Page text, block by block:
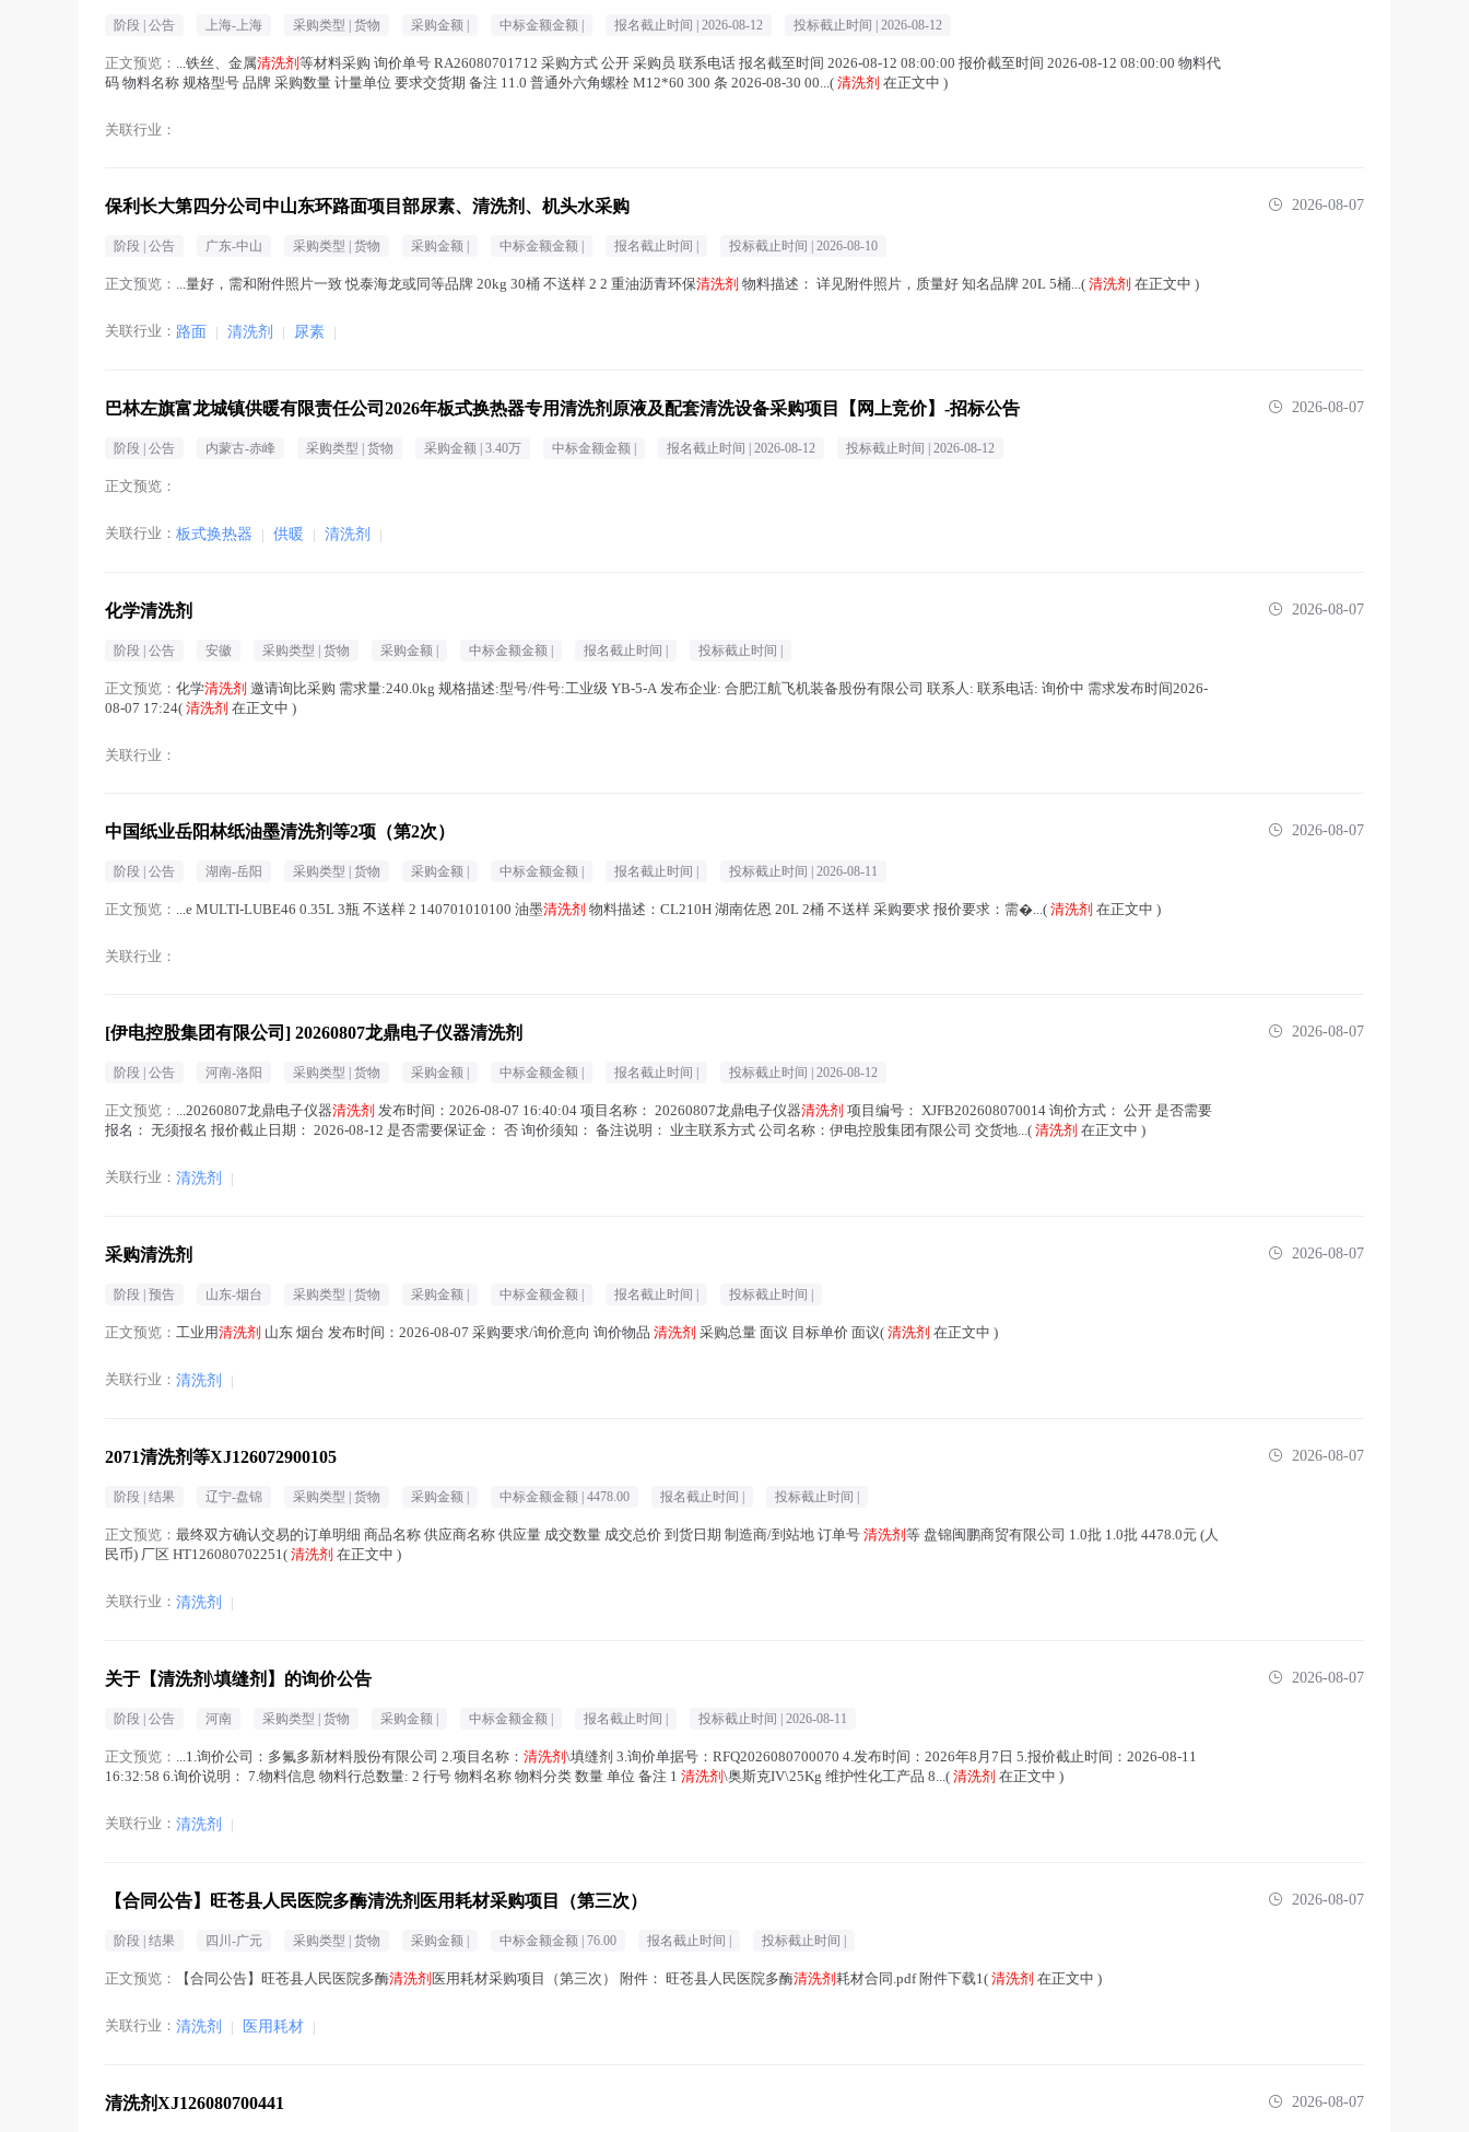
阶段 | 公告 上海-上海 采购类型 | 货物 采购金额 | 中标金额金额 | 报名截止时间 | 2026-08-12 投标截止时间 | 2026-08-12
正文预览： ...铁丝、金属清洗剂 等材料采购 询价单号 RA26080701712 采购方式 公开 采购员 联系电话 报名截至时间 2026-08-12 08:00:00 报价截至时间 2026-08-12 08:00:00 物料代
码 物料名称 规格型号 品牌 采购数量 计量单位 要求交货期 备注 11.0 普通外六角螺栓 M12*60 300 条 2026-08-30 00...( 清洗剂 在正文中 )
关联行业：
保利长大第四分公司中山东环路面项目部尿素、清洗剂、机头水采购
阶段 | 公告 广东-中山 采购类型 | 货物 采购金额 | 中标金额金额 | 报名截止时间 | 投标截止时间 | 2026-08-10
正文预览： ...量好，需和附件照片一致 悦泰海龙或同等品牌 20kg 30桶 不送样 2 2 重油沥青环保清洗剂 物料描述： 详见附件照片，质量好 知名品牌 20L 5桶...( 清洗剂 在正文中 )
关联行业： 路面 | 清洗剂 | 尿素 |
2026-08-07
巴林左旗富龙城镇供暖有限责任公司2026年板式换热器专用清洗剂原液及配套清洗设备采购项目【网上竞价】-招标公告
阶段 | 公告 内蒙古-赤峰 采购类型 | 货物 采购金额 | 3.40万 中标金额金额 | 报名截止时间 | 2026-08-12 投标截止时间 | 2026-08-12
正文预览：
关联行业： 板式换热器 | 供暖 | 清洗剂 |
2026-08-07
化学清洗剂
阶段 | 公告 安徽 采购类型 | 货物 采购金额 | 中标金额金额 | 报名截止时间 | 投标截止时间 |
正文预览： 化学清洗剂 邀请询比采购 需求量:240.0kg 规格描述:型号/件号:工业级 YB-5-A 发布企业: 合肥江航飞机装备股份有限公司 联系人: 联系电话: 询价中 需求发布时间2026-
08-07 17:24( 清洗剂 在正文中 )
关联行业：
2026-08-07
中国纸业岳阳林纸油墨清洗剂等2项（第2次）
阶段 | 公告 湖南-岳阳 采购类型 | 货物 采购金额 | 中标金额金额 | 报名截止时间 | 投标截止时间 | 2026-08-11
正文预览： ...e MULTI-LUBE46 0.35L 3瓶 不送样 2 140701010100 油墨清洗剂 物料描述：CL210H 湖南佐恩 20L 2桶 不送样 采购要求 报价要求：需�...( 清洗剂 在正文中 )
关联行业：
2026-08-07
[伊电控股集团有限公司] 20260807龙鼎电子仪器清洗剂
阶段 | 公告 河南-洛阳 采购类型 | 货物 采购金额 | 中标金额金额 | 报名截止时间 | 投标截止时间 | 2026-08-12
正文预览： ...20260807龙鼎电子仪器清洗剂 发布时间：2026-08-07 16:40:04 项目名称： 20260807龙鼎电子仪器清洗剂 项目编号： XJFB202608070014 询价方式： 公开 是否需要
报名： 无须报名 报价截止日期： 2026-08-12 是否需要保证金： 否 询价须知： 备注说明： 业主联系方式 公司名称：伊电控股集团有限公司 交货地...( 清洗剂 在正文中 )
关联行业： 清洗剂 |
2026-08-07
采购清洗剂
阶段 | 预告 山东-烟台 采购类型 | 货物 采购金额 | 中标金额金额 | 报名截止时间 | 投标截止时间 |
正文预览： 工业用清洗剂 山东 烟台 发布时间：2026-08-07 采购要求/询价意向 询价物品 清洗剂 采购总量 面议 目标单价 面议( 清洗剂 在正文中 )
关联行业： 清洗剂 |
2026-08-07
2071清洗剂等XJ126072900105
阶段 | 结果 辽宁-盘锦 采购类型 | 货物 采购金额 | 中标金额金额 | 4478.00 报名截止时间 | 投标截止时间 |
正文预览： 最终双方确认交易的订单明细 商品名称 供应商名称 供应量 成交数量 成交总价 到货日期 制造商/到站地 订单号 清洗剂 等 盘锦闽鹏商贸有限公司 1.0批 1.0批 4478.0元 (人
民币) 厂区 HT126080702251( 清洗剂 在正文中 )
关联行业： 清洗剂 |
2026-08-07
关于【清洗剂\填缝剂】的询价公告
阶段 | 公告 河南 采购类型 | 货物 采购金额 | 中标金额金额 | 报名截止时间 | 投标截止时间 | 2026-08-11
正文预览： ...1.询价公司：多氟多新材料股份有限公司 2.项目名称： 清洗剂 \填缝剂 3.询价单据号：RFQ2026080700070 4.发布时间：2026年8月7日 5.报价截止时间：2026-08-11
16:32:58 6.询价说明： 7.物料信息 物料行总数量: 2 行号 物料名称 物料分类 数量 单位 备注 1 清洗剂 \奥斯克IV\25Kg 维护性化工产品 8...( 清洗剂 在正文中 )
关联行业： 清洗剂 |
2026-08-07
【合同公告】旺苍县人民医院多酶清洗剂医用耗材采购项目（第三次）
阶段 | 结果 四川-广元 采购类型 | 货物 采购金额 | 中标金额金额 | 76.00 报名截止时间 | 投标截止时间 |
正文预览： 【合同公告】旺苍县人民医院多酶清洗剂 医用耗材采购项目（第三次） 附件： 旺苍县人民医院多酶清洗剂 耗材合同.pdf 附件下载1( 清洗剂 在正文中 )
关联行业： 清洗剂 | 医用耗材 |
2026-08-07
清洗剂XJ126080700441 2026-08-07